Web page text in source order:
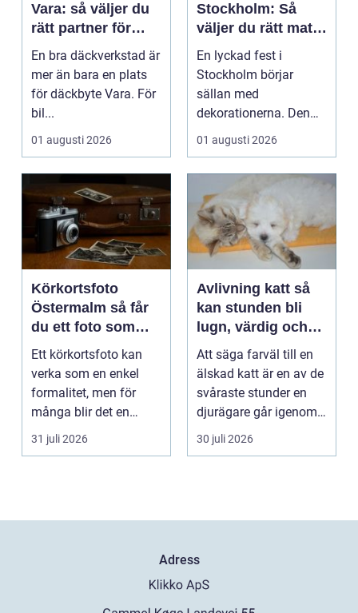
Vara: så väljer du
rätt partner för
säker körning året
runt
En bra däckverkstad är
mer än bara en plats
för däckbyte Vara. För
bil...
01 augusti 2026
Stockholm: Så
väljer du rätt mat
till ditt evenemang
En lyckad fest i
Stockholm börjar
sällan med
dekorationerna. Den
börjar i köket....
01 augusti 2026
Körkortsfoto
Östermalm så får
du ett foto som
alltid blir godkänt
Ett körkortsfoto kan
verka som en enkel
formalitet, men för
många blir det en
oväntad källa till str...
31 juli 2026
Avlivning katt så
kan stunden bli
lugn, värdig och
trygg
Att säga farväl till en
älskad katt är en av de
svåraste stunder en
djurägare går igenom.
Beslutet o...
30 juli 2026
Adress